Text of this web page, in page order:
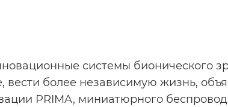
системы бионического
более независимую жизнь,
PRIMA, миниатюрного